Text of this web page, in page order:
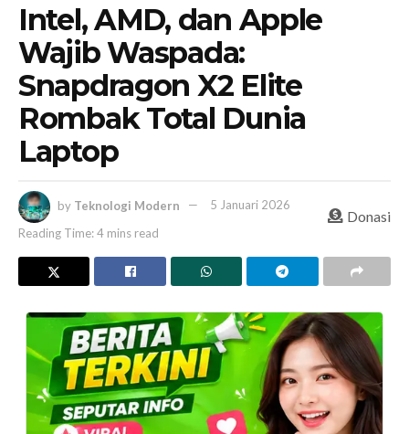
Intel, AMD, dan Apple
Wajib Waspada:
Snapdragon X2 Elite
Rombak Total Dunia
Laptop
by Teknologi Modern
5 Januari 2026
Reading Time: 4 mins read
Donasi